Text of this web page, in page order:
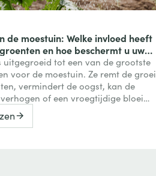
de moestuin: Welke invloed heeft
en hoe beschermt u uw
uitgegroeid tot een van de grootste
voor de moestuin. Ze remt de groei
vermindert de oogst, kan de
of een vroegtijdige bloei
maar kan ook de smaak van
versterken. Ontdek hoe een